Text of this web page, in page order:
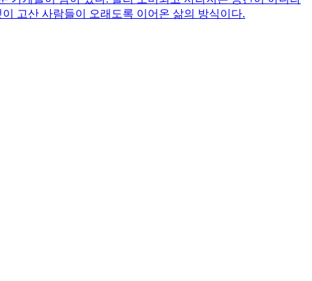
고산 사람들이 오래도록 이어온 삶의 방식이다.